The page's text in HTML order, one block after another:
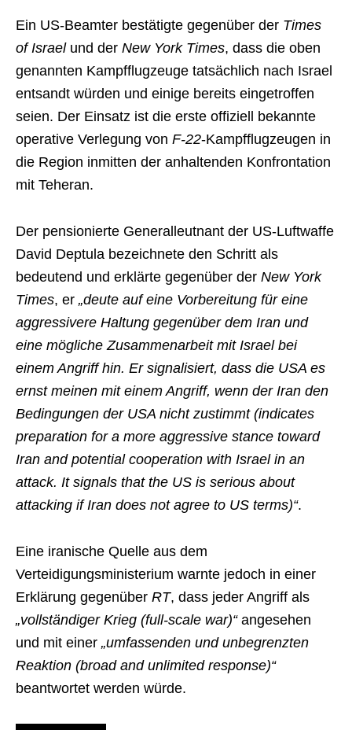
Ein US-Beamter bestätigte gegenüber der Times
of Israelund der New York Times, dass die oben
genannten Kampfflugzeuge tatsächlich nach Israel
entsandt würden und einige bereits eingetroffen
seien. Der Einsatz ist die erste offiziell bekannte
operative Verlegung von F-22-Kampfflugzeugen in
die Region inmitten der anhaltenden Konfrontation
mit Teheran.
Der pensionierte Generalleutnant der US-Luftwaffe
David Deptula bezeichnete den Schritt als
bedeutend und erklärte gegenüber der New York
Times, er „deute auf eine Vorbereitung für eine
aggressivere Haltung gegenüber dem Iran und
eine mögliche Zusammenarbeit mit Israel bei
einem Angriff hin. Er signalisiert, dass die USA es
ernst meinen mit einem Angriff, wenn der Iran den
Bedingungen der USA nicht zustimmt (indicates
preparation for a more aggressive stance toward
Iran and potential cooperation with Israel in an
attack. It signals that the US is serious about
attacking if Iran does not agree to US terms)“.
Eine iranische Quelle aus dem
Verteidigungsministerium warnte jedoch in einer
Erklärung gegenüber RT, dass jeder Angriff als
„vollständiger Krieg (full-scale war)“angesehen
und mit einer „umfassenden und unbegrenzten
Reaktion (broad and unlimited response)“
beantwortet werden würde.